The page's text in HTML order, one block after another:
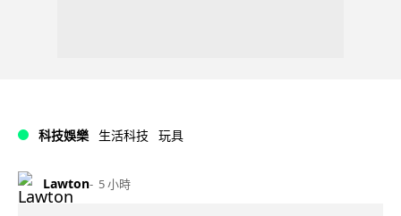
科技娛樂 生活科技 玩具
Lawton 5 小時